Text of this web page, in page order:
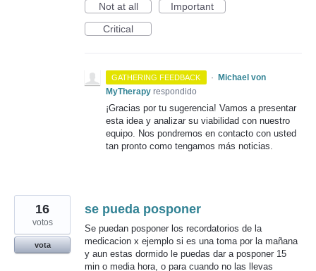
Not at all
Important
Critical
GATHERING FEEDBACK ·
Michael von
MyTherapy respondido
¡Gracias por tu sugerencia! Vamos a presentar
esta idea y analizar su viabilidad con nuestro
equipo. Nos pondremos en contacto con usted
tan pronto como tengamos más noticias.
se pueda posponer
Se puedan posponer los recordatorios de la
medicacion x ejemplo si es una toma por la mañana
y aun estas dormido le puedas dar a posponer 15
min o media hora, o para cuando no las llevas
16
votos
vota